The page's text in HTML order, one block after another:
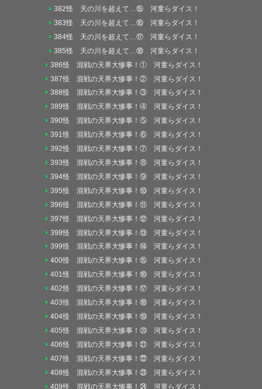
382怪 天の川を超えて…⑮ 河童らダイス！
383怪 天の川を超えて…⑯ 河童らダイス！
384怪 天の川を超えて…⑰ 河童らダイス！
385怪 天の川を超えて…⑱ 河童らダイス！
386怪 混戦の天界大惨事！① 河童らダイス！
387怪 混戦の天界大惨事！② 河童らダイス！
388怪 混戦の天界大惨事！③ 河童らダイス！
389怪 混戦の天界大惨事！④ 河童らダイス！
390怪 混戦の天界大惨事！⑤ 河童らダイス！
391怪 混戦の天界大惨事！⑥ 河童らダイス！
392怪 混戦の天界大惨事！⑦ 河童らダイス！
393怪 混戦の天界大惨事！⑧ 河童らダイス！
394怪 混戦の天界大惨事！⑨ 河童らダイス！
395怪 混戦の天界大惨事！⑩ 河童らダイス！
396怪 混戦の天界大惨事！⑪ 河童らダイス！
397怪 混戦の天界大惨事！⑫ 河童らダイス！
398怪 混戦の天界大惨事！⑬ 河童らダイス！
399怪 混戦の天界大惨事！⑭ 河童らダイス！
400怪 混戦の天界大惨事！⑮ 河童らダイス！
401怪 混戦の天界大惨事！⑯ 河童らダイス！
402怪 混戦の天界大惨事！⑰ 河童らダイス！
403怪 混戦の天界大惨事！⑱ 河童らダイス！
404怪 混戦の天界大惨事！⑲ 河童らダイス！
405怪 混戦の天界大惨事！⑳ 河童らダイス！
406怪 混戦の天界大惨事！㉑ 河童らダイス！
407怪 混戦の天界大惨事！㉒ 河童らダイス！
408怪 混戦の天界大惨事！㉓ 河童らダイス！
409怪 混戦の天界大惨事！㉔ 河童らダイス！